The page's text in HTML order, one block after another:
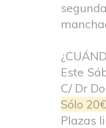
Este
C/ Dr
Sólo
Plazas